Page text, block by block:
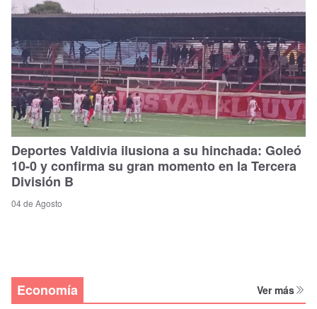
Deportes Valdivia ilusiona a su hinchada: Goleó
10-0 y confirma su gran momento en la Tercera
División B
04 de Agosto
Economía Ver más